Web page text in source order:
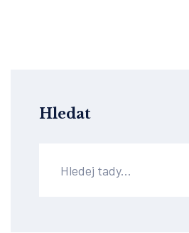
Hledat